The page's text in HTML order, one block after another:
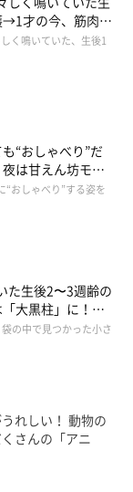
才の今、筋肉質
く鳴いていた、生後1
“おしゃべり”だ
は甘えん坊モー
“おしゃべり”する姿を
た生後2〜3週齢の
「大黒柱」に！
姿にグッとくる
の中で見つかった小さ
れしい！ 動物の
さんの「アニ